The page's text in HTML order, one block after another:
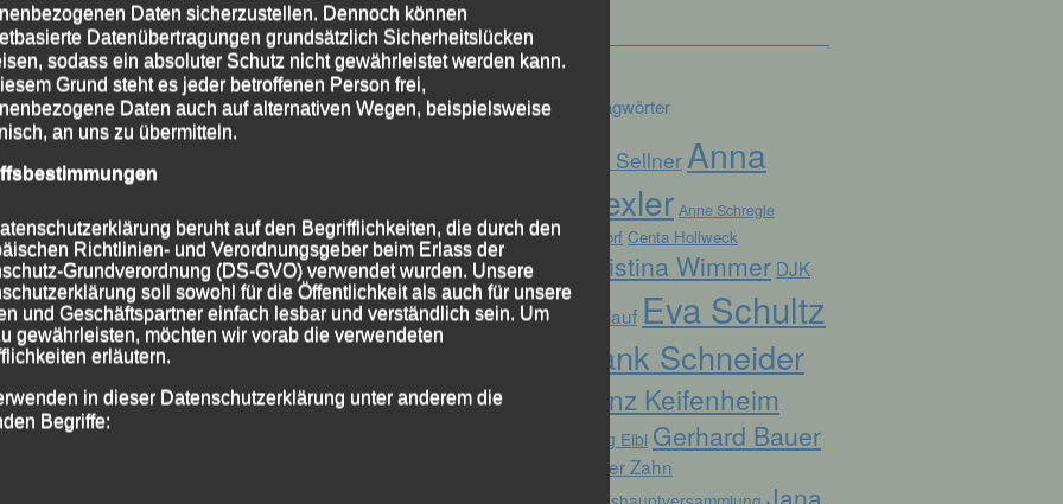
Stadtplatz über die Ziellinie lief.
|Markiert mitSparkassen - Stadtlauf Mattighofen,
Schlagwörter
Alex Sellner Anna
Drexler Anne Schregle
Arnstorf Centa Hollweck
Christina Wimmer DJK
Domlauf Eva Schultz
Frank Schneider
Franz Keifenheim
Georg Eibl Gerhard Bauer
Günter Zahn
Jana
Daten sicherzustellen. Dennoch können
Datenübertragungen grundsätzlich Sicherheitslücken
sodass ein absoluter Schutz nicht gewährleistet werden kann.
Grund steht es jeder betroffenen Person frei,
Daten auch auf alternativen Wegen, beispielsweise
an uns zu übermitteln.
beruht auf den Begrifflichkeiten, die durch den
Richtlinien- und Verordnungsgeber beim Erlass der
Grundverordnung (DS-GVO) verwendet wurden. Unsere
soll sowohl für die Öffentlichkeit als auch für unsere
und Geschäftspartner einfach lesbar und verständlich sein. Um
gewährleisten, möchten wir vorab die verwendeten
erläutern.
in dieser Datenschutzerklärung unter anderem die
Begriffe: